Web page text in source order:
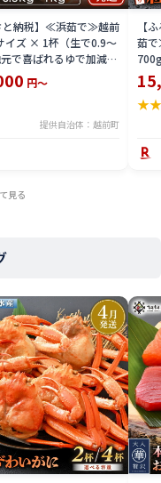
と納税】≪浜茹で≫越前
イズ × 1杯（生で0.9〜
で喜ばれるゆで加減・
前の港から直送！【雄
ずわいがに 越前ガニ
望日指定可 備考欄に希
円～
提供自治体：越前町
【
茹
付
ボ
分
★
見る